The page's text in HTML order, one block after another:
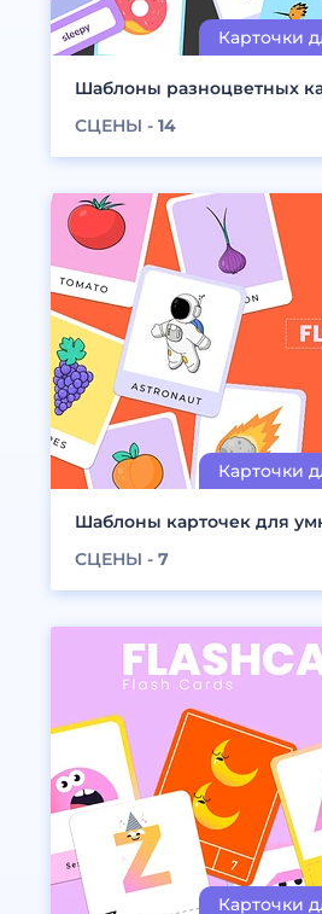
Шаблоны разноцветных
СЦЕНЫ - 14
Шаблоны карточек для
СЦЕНЫ - 7